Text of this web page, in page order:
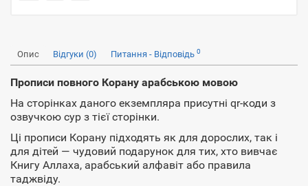
Опис Відгуки (0) Питання - Відповідь 0
Прописи повного Корану арабською мовою
На сторінках даного екземпляра присутні qr-коди з
озвучкою сур з тієї сторінки.
Ці прописи Корану підходять як для дорослих, так і
для дітей — чудовий подарунок для тих, хто вивчає
Книгу Аллаха, арабський алфавіт або правила
таджвіду.